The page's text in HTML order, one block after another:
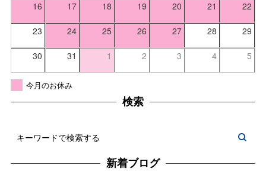
16 17 18 19 20 21 22
23 24 25 26 27 28 29
30 31 1 2 3 4 5
今月のお休み
検索
新着ブログ